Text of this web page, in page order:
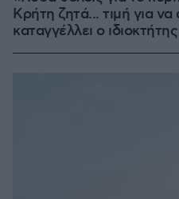
Κρήτη ζητά... τιμή για να
καταγγέλλει ο